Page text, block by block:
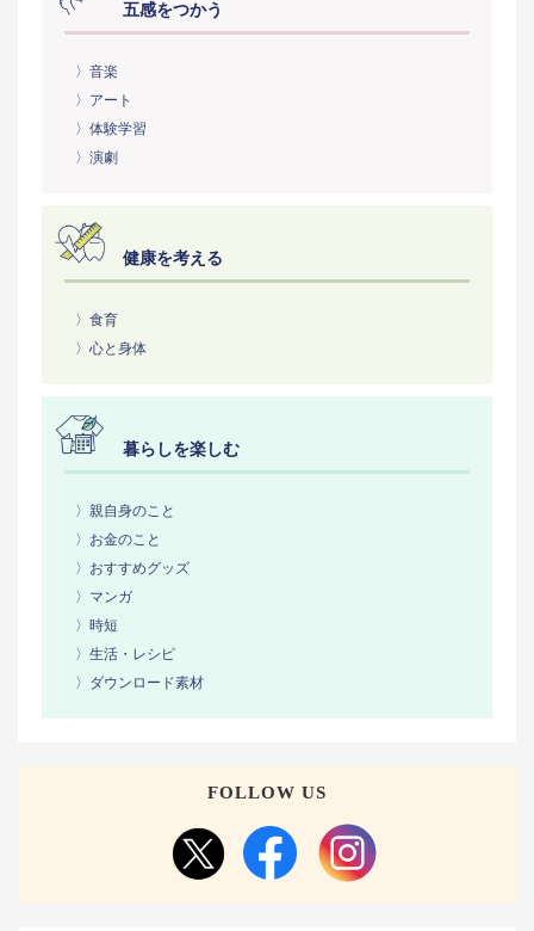
五感をつかう
〉音楽
〉アート
〉体験学習
〉演劇
健康を考える
〉食育
〉心と身体
暮らしを楽しむ
〉親自身のこと
〉お金のこと
〉おすすめグッズ
〉マンガ
〉時短
〉生活・レシピ
〉ダウンロード素材
FOLLOW US